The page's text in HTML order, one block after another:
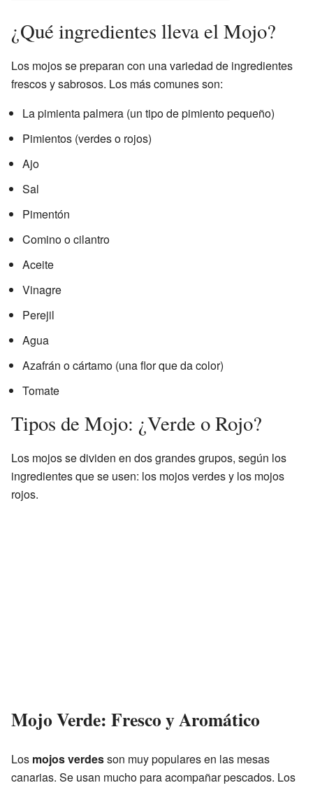
¿Qué ingredientes lleva el Mojo?
Los mojos se preparan con una variedad de ingredientes
frescos y sabrosos. Los más comunes son:
La pimienta palmera (un tipo de pimiento pequeño)
Pimientos (verdes o rojos)
Ajo
Sal
Pimentón
Comino o cilantro
Aceite
Vinagre
Perejil
Agua
Azafrán o cártamo (una flor que da color)
Tomate
Tipos de Mojo: ¿Verde o Rojo?
Los mojos se dividen en dos grandes grupos, según los
ingredientes que se usen: los mojos verdes y los mojos
rojos.
Mojo Verde: Fresco y Aromático
Los mojos verdesson muy populares en las mesas
canarias. Se usan mucho para acompañar pescados. Los